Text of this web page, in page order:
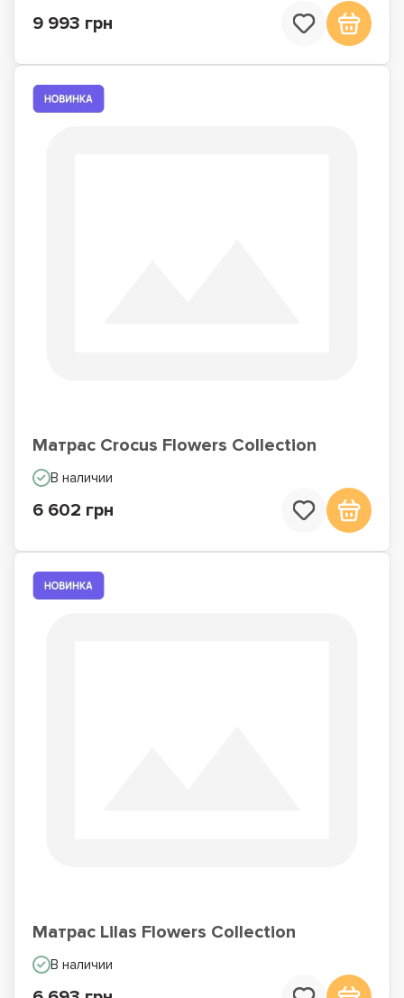
9 993 грн
Матрас Crocus Flowers Collection
В наличии
6 602 грн
Матрас Lilas Flowers Collection
В наличии